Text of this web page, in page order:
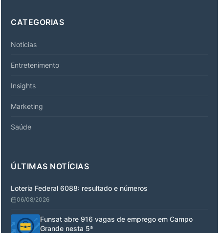
CATEGORIAS
Notícias
Entretenimento
Insights
Marketing
Saúde
ÚLTIMAS NOTÍCIAS
Loteria Federal 6088: resultado e números
06/08/2026
Funsat abre 916 vagas de emprego em Campo
Grande nesta 5ª